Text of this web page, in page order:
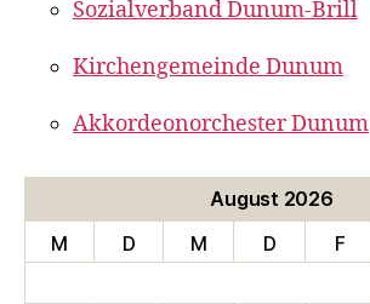
Sozialverband Dunum-Brill
Kirchengemeinde Dunum
Akkordeonorchester Dunum
August 2026
M
D M D F